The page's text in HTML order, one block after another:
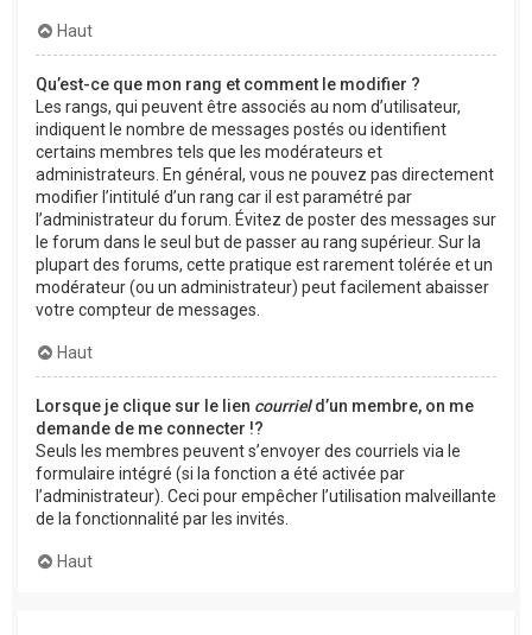
Haut
Qu’est-ce que mon rang et comment le modifier ?
Les rangs, qui peuvent être associés au nom d’utilisateur,
indiquent le nombre de messages postés ou identifient
certains membres tels que les modérateurs et
administrateurs. En général, vous ne pouvez pas directement
modifier l’intitulé d’un rang car il est paramétré par
l’administrateur du forum. Évitez de poster des messages sur
le forum dans le seul but de passer au rang supérieur. Sur la
plupart des forums, cette pratique est rarement tolérée et un
modérateur (ou un administrateur) peut facilement abaisser
votre compteur de messages.
Haut
Lorsque je clique sur le lien courrield’un membre, on me
demande de me connecter !?
Seuls les membres peuvent s’envoyer des courriels via le
formulaire intégré (si la fonction a été activée par
l’administrateur). Ceci pour empêcher l’utilisation malveillante
de la fonctionnalité par les invités.
Haut